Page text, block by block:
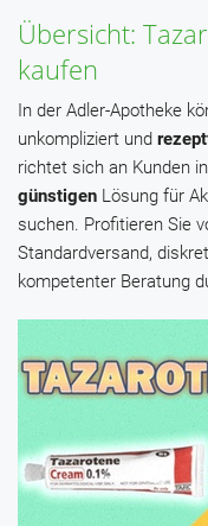
Übersicht:
kaufen
In der Adler-Apotheke
unkompliziert und
richtet sich an Kunden
günstigen Lösung für
suchen. Profitieren Sie
Standardversand,
kompetenter Beratung